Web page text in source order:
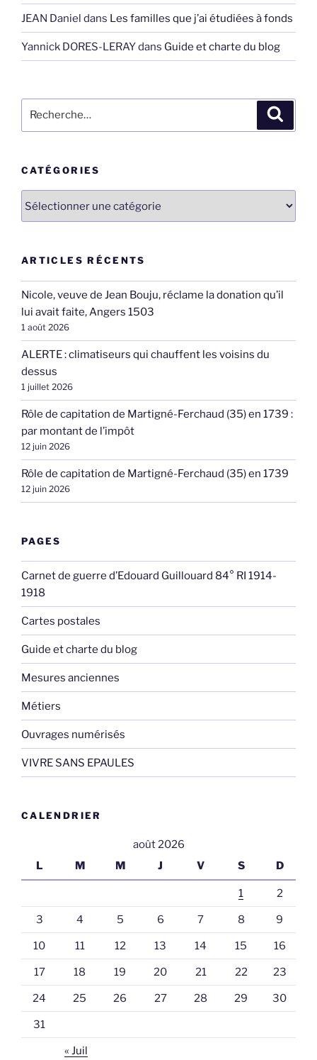
JEAN Daniel dans Les familles que j’ai étudiées à fonds
Yannick DORES-LERAYdans Guide et charte du blog
pour
CATÉGORIES
ARTICLES RÉCENTS
Nicole, veuve de Jean Bouju, réclame la donation qu’il
lui avait faite, Angers 1503
1 août 2026
ALERTE : climatiseurs qui chauffent les voisins du
dessus
1 juillet 2026
Rôle de capitation de Martigné-Ferchaud (35) en 1739 :
par montant de l’impôt
12 juin 2026
Rôle de capitation de Martigné-Ferchaud (35) en 1739
12 juin 2026
PAGES
Carnet de guerre d’Edouard Guillouard 84° RI 1914-
1918
Cartes postales
Guide et charte du blog
Mesures anciennes
Métiers
Ouvrages numérisés
VIVRE SANS EPAULES
CALENDRIER
août 2026
L
M M J V S D
1 2
3 4 5 6 7 8 9
10 11 12 13 14 15 16
17 18 19 20 21 22 23
24 25 26 27 28 29 30
31
« Juil